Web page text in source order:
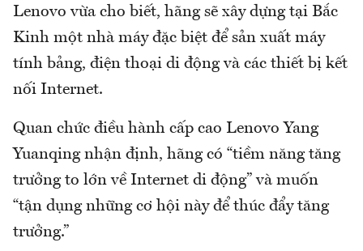
Lenovo vừa cho biết, hãng sẽ xây dựng tại Bắc
Kinh một nhà máy đặc biệt để sản xuất máy
tính bảng, điện thoại di động và các thiết bị kết
nối Internet.
Quan chức điều hành cấp cao Lenovo Yang
Yuanqing nhận định, hãng có “tiềm năng tăng
trưởng to lớn về Internet di động” và muốn
“tận dụng những cơ hội này để thúc đẩy tăng
trưởng.”